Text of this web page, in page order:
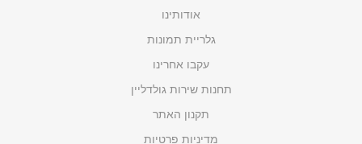
אודותינו
גלריית תמונות
עקבו אחרינו
תחנות שירות גולדליין
תקנון האתר
מדיניות פרטיות